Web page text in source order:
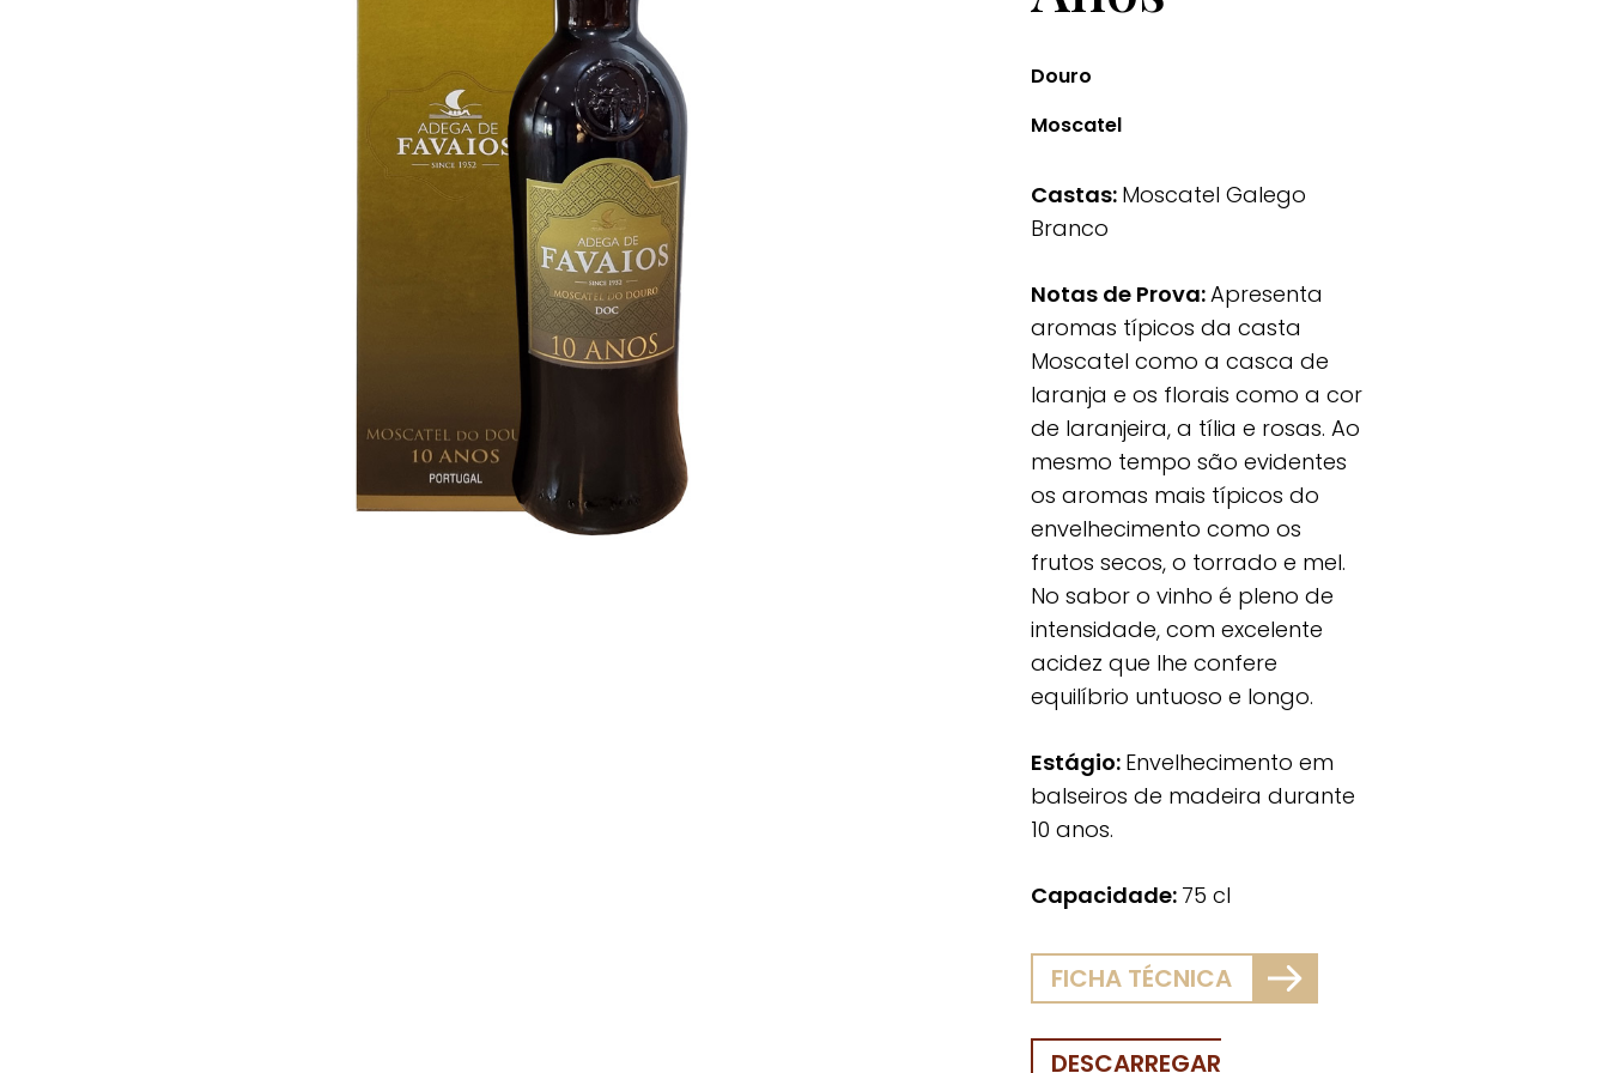
Douro
Moscatel
Castas: Moscatel Galego
Branco
Notas de Prova:Apresenta
aromas típicos da casta
Moscatel como a casca de
laranja e os florais como a cor
de laranjeira, a tília e rosas. Ao
mesmo tempo são evidentes
os aromas mais típicos do
envelhecimento como os
frutos secos, o torrado e mel.
No sabor o vinho é pleno de
intensidade, com excelente
acidez que lhe confere
equilíbrio untuoso e longo.
Estágio: Envelhecimento em
balseiros de madeira durante
10 anos.
Capacidade: 75 cl
FICHA TÉCNICA
DESCARREGAR